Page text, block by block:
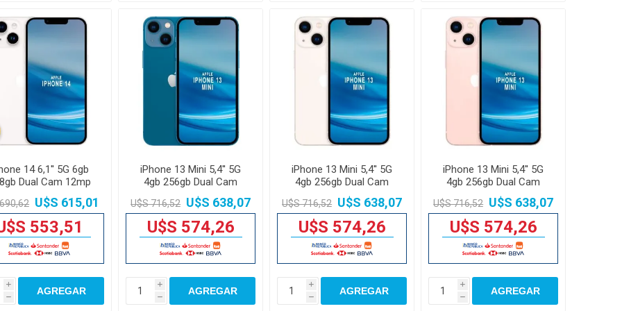
14 6,1'' 5G 6gb
Dual Cam 12mp
U$S 615,01
553,51
i
h
AGREGAR
iPhone 13 Mini 5,4'' 5G
4gb 256gb Dual Cam
12mp
U$S 716,52 U$S 638,07
U$S 574,26
i
h
AGREGAR
iPhone 13 Mini 5,4'' 5G
4gb 256gb Dual Cam
12mp
U$S 716,52 U$S 638,07
U$S 574,26
i
h
AGREGAR
iPhone 13 Mini 5,4'' 5G
4gb 256gb Dual Cam
12mp
U$S 716,52 U$S 638,07
U$S 574,26
i
h
AGREGAR